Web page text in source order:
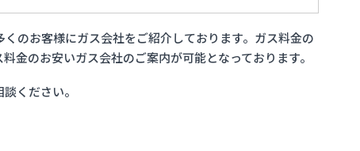
のお客様にガス会社をご紹介しております。ガス料金の
金のお安いガス会社のご案内が可能となっております。
ください。